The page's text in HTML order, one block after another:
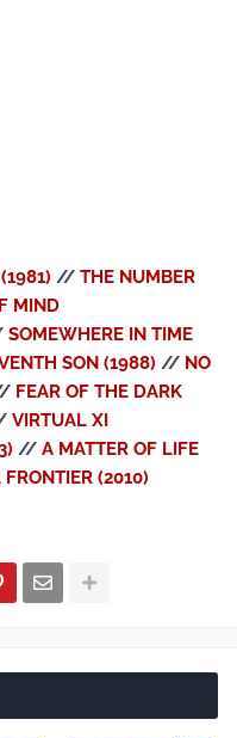
// THE NUMBER
MIND
SOMEWHERE IN TIME
SON (1988) // NO
FEAR OF THE DARK
VIRTUAL XI
// A MATTER OF LIFE
(2010)